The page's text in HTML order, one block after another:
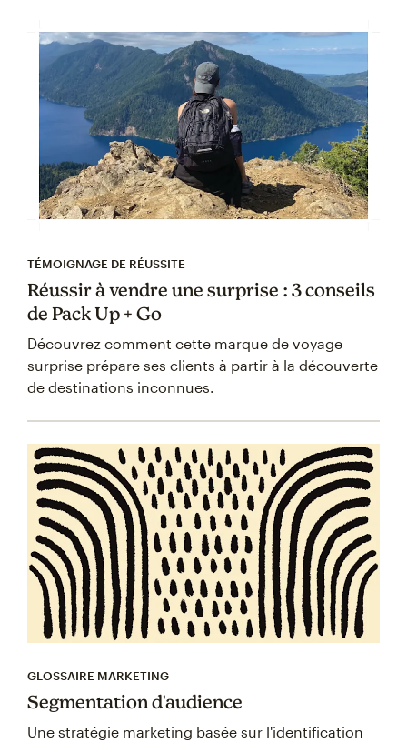
TÉMOIGNAGE DE RÉUSSITE
Réussir à vendre une surprise : 3 conseils
de Pack Up + Go
Découvrez comment cette marque de voyage
surprise prépare ses clients à partir à la découverte
de destinations inconnues.
GLOSSAIRE MARKETING
Segmentation d'audience
Une stratégie marketing basée sur l'identification